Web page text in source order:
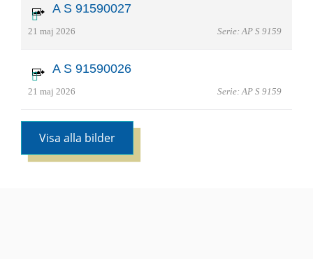
A S 91590027
21 maj 2026 Serie: AP S 9159
A S 91590026
21 maj 2026 Serie: AP S 9159
Visa alla bilder